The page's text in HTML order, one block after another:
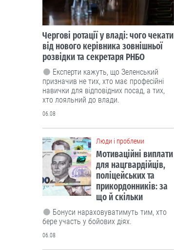
Чергові ротації у владі: чого чекати
від нового керівника зовнішньої
розвідки та секретаря РНБО
Експерти кажуть, що Зеленський
призначив не тих, хто має професійні
навички для відповідних посад, а тих,
хто лояльний до влади.
06.08
Люди і проблеми
Мотиваційні виплати
для нацгвардійців,
поліцейських та
прикордонників: за
що й скільки
Бонуси нараховуватимуть тим, хто
бере участь у бойових діях.
06.08